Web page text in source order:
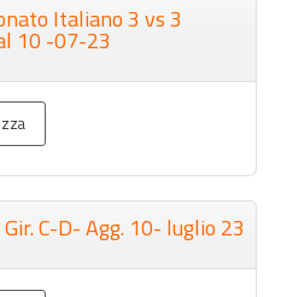
Italiano 3 vs 3
10 -07-23
C-D- Agg. 10- luglio 23